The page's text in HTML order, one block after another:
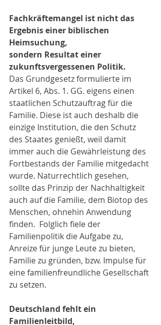
Fachkräftemangel ist nicht das
Ergebnis einer biblischen
Heimsuchung,
sondern Resultat einer
zukunftsvergessenen Politik.
Das Grundgesetz formulierte im
Artikel 6, Abs. 1. GG. eigens einen
staatlichen Schutzauftrag für die
Familie. Diese ist auch deshalb die
einzige Institution, die den Schutz
des Staates genießt, weil damit
immer auch die Gewährleistung des
Fortbestands der Familie mitgedacht
wurde. Naturrechtlich gesehen,
sollte das Prinzip der Nachhaltigkeit
auch auf die Familie, dem Biotop des
Menschen, ohnehin Anwendung
finden.  Folglich fiele der
Familienpolitik die Aufgabe zu,
Anreize für junge Leute zu bieten,
Familie zu gründen, bzw. Impulse für
eine familienfreundliche Gesellschaft
zu setzen.
Deutschland fehlt ein
Familienleitbild,